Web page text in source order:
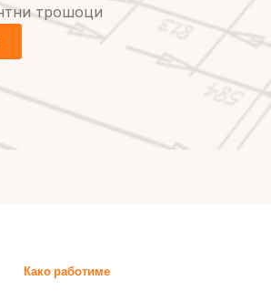
трошоци
Како работиме